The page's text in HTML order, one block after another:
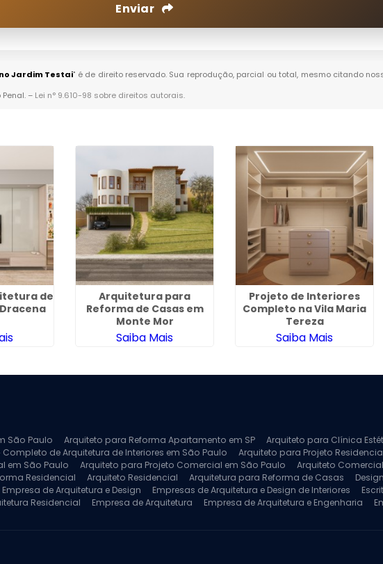
Enviar
Jardim Testai" é de direito reservado. Sua reprodução, parcial ou total, mesmo citando
– Lei n° 9.610-98 sobre direitos autorais.
de
Arquitetura para
Reforma de Casas em
Monte Mor
Saiba Mais
Projeto de Interiores
Completo na Vila Maria
Tereza
Saiba Mais
São Paulo Arquiteto para Reforma Apartamento em SP
Arquiteto para Clínica
Completo de Arquitetura de Interiores em São Paulo
Arquiteto para Projeto
em São Paulo Arquiteto para Projeto Comercial em São Paulo
Arquiteto Comercial
Residencial Arquiteto Residencial Arquitetura para Reforma de Casas
Empresa de Arquitetura e Design Empresas de Arquitetura e Design de Interiores
Residencial Empresa de Arquitetura Empresa de Arquitetura e Engenharia